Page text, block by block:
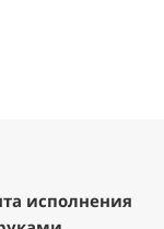
исполнения